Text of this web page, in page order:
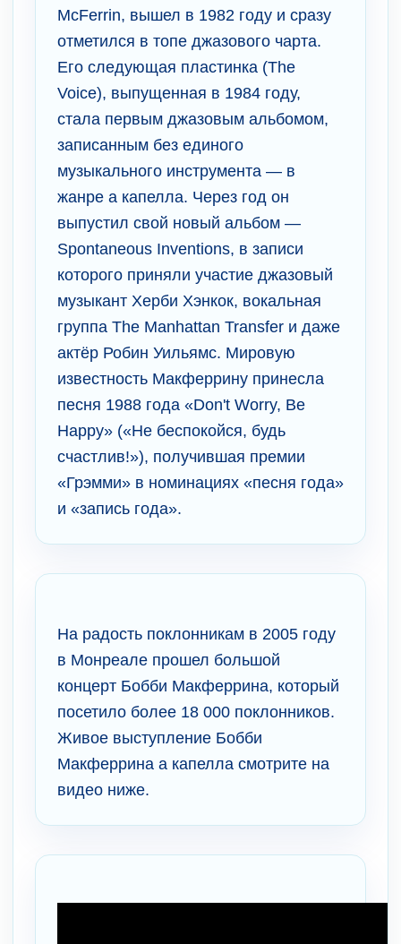
McFerrin, вышел в 1982 году и сразу
отметился в топе джазового чарта.
Его следующая пластинка (The
Voice), выпущенная в 1984 году,
стала первым джазовым альбомом,
записанным без единого
музыкального инструмента — в
жанре а капелла. Через год он
выпустил свой новый альбом —
Spontaneous Inventions, в записи
которого приняли участие джазовый
музыкант Херби Хэнкок, вокальная
группа The Manhattan Transfer и даже
актёр Робин Уильямс. Мировую
известность Макферрину принесла
песня 1988 года «Don't Worry, Be
Happy» («Не беспокойся, будь
счастлив!»), получившая премии
«Грэмми» в номинациях «песня года»
и «запись года».
На радость поклонникам в 2005 году
в Монреале прошел большой
концерт Бобби Макферрина, который
посетило более 18 000 поклонников.
Живое выступление Бобби
Макферрина а капелла смотрите на
видео ниже.